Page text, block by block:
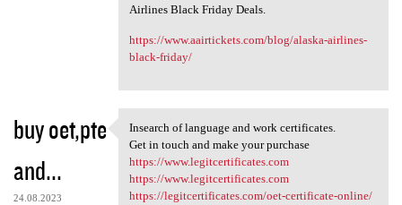
Airlines Black Friday Deals.
https://www.aairtickets.com/blog/alaska-airlines-
black-friday/
buy oet,pte
and...
24.08.2023
Insearch of language and work
Insearch of language and work certificates.
Get in touch and make your purchase
https://www.legitcertificates.com
https://www.legitcertificates.com
https://legitcertificates.com/oet-certificate-online/